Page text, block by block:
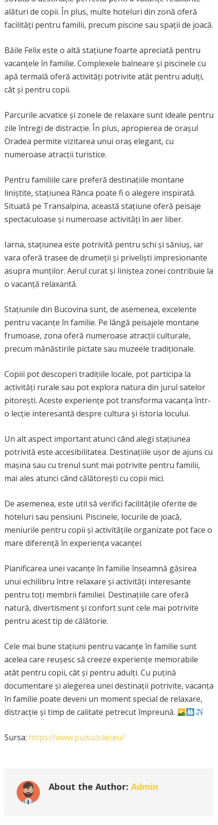
alături de copii. În plus, multe hoteluri din zonă oferă
facilități pentru familii, precum piscine sau spații de joacă.
Băile Felix este o altă stațiune foarte apreciată pentru
vacanțele în familie. Complexele balneare și piscinele cu
apă termală oferă activități potrivite atât pentru adulți,
cât și pentru copii.
Parcurile acvatice și zonele de relaxare sunt ideale pentru
zile întregi de distracție. În plus, apropierea de orașul
Oradea permite vizitarea unui oraș elegant, cu
numeroase atracții turistice.
Pentru familiile care preferă destinațiile montane
liniștite, stațiunea Rânca poate fi o alegere inspirată.
Situată pe Transalpina, această stațiune oferă peisaje
spectaculoase și numeroase activități în aer liber.
Iarna, stațiunea este potrivită pentru schi și săniuș, iar
vara oferă trasee de drumeții și priveliști impresionante
asupra munților. Aerul curat și liniștea zonei contribuie la
o vacanță relaxantă.
Stațiunile din Bucovina sunt, de asemenea, excelente
pentru vacanțe în familie. Pe lângă peisajele montane
frumoase, zona oferă numeroase atracții culturale,
precum mănăstirile pictate sau muzeele tradiționale.
Copiii pot descoperi tradițiile locale, pot participa la
activități rurale sau pot explora natura din jurul satelor
pitorești. Aceste experiențe pot transforma vacanța într-
o lecție interesantă despre cultura și istoria locului.
Un alt aspect important atunci când alegi stațiunea
potrivită este accesibilitatea. Destinațiile ușor de ajuns cu
mașina sau cu trenul sunt mai potrivite pentru familii,
mai ales atunci când călătorești cu copii mici.
De asemenea, este util să verifici facilitățile oferite de
hoteluri sau pensiuni. Piscinele, locurile de joacă,
meniurile pentru copii și activitățile organizate pot face o
mare diferență în experiența vacanței.
Planificarea unei vacanțe în familie înseamnă găsirea
unui echilibru între relaxare și activități interesante
pentru toți membrii familiei. Destinațiile care oferă
natură, divertisment și confort sunt cele mai potrivite
pentru acest tip de călătorie.
Cele mai bune stațiuni pentru vacanțe în familie sunt
acelea care reușesc să creeze experiențe memorabile
atât pentru copii, cât și pentru adulți. Cu puțină
documentare și alegerea unei destinații potrivite, vacanța
în familie poate deveni un moment special de relaxare,
distracție și timp de calitate petrecut împreună.
Sursa: https://www.pulsulzilei.eu/
About the Author: Admin